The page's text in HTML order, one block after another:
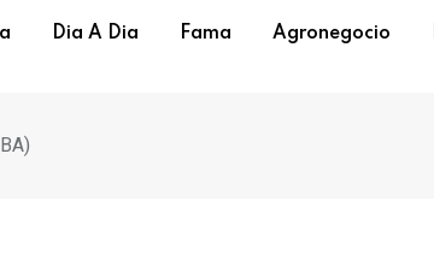
Dia A Dia Fama Agronegocio